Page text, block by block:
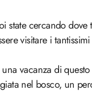
visitare i
vacanza di
nel bosco, un